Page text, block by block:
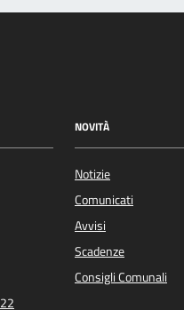
NOVITÀ
Notizie
Comunicati
Avvisi
Scadenze
Consigli Comunali